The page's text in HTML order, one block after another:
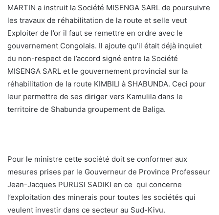
MARTIN a instruit la Société MISENGA SARL de poursuivre
les travaux de réhabilitation de la route et selle veut
Exploiter de l’or il faut se remettre en ordre avec le
gouvernement Congolais. Il ajoute qu’il était déjà inquiet
du non-respect de l’accord signé entre la Société
MISENGA SARL et le gouvernement provincial sur la
réhabilitation de la route KIMBILI à SHABUNDA. Ceci pour
leur permettre de ses diriger vers Kamulila dans le
territoire de Shabunda groupement de Baliga.
Pour le ministre cette société doit se conformer aux
mesures prises par le Gouverneur de Province Professeur
Jean-Jacques PURUSI SADIKI en ce qui concerne
l’exploitation des minerais pour toutes les sociétés qui
veulent investir dans ce secteur au Sud-Kivu.